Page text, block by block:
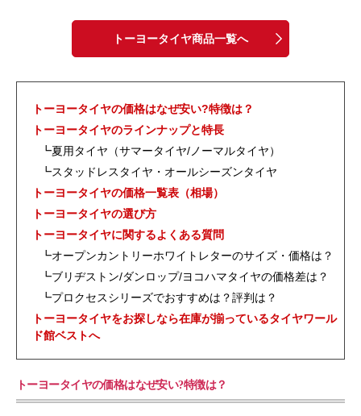
トーヨータイヤ商品一覧へ
トーヨータイヤの価格はなぜ安い?特徴は？
トーヨータイヤのラインナップと特長
┗夏用タイヤ（サマータイヤ/ノーマルタイヤ）
┗スタッドレスタイヤ・オールシーズンタイヤ
トーヨータイヤの価格一覧表（相場）
トーヨータイヤの選び方
トーヨータイヤに関するよくある質問
┗オープンカントリーホワイトレターのサイズ・価格は？
┗ブリヂストン/ダンロップ/ヨコハマタイヤの価格差は？
┗プロクセスシリーズでおすすめは？評判は？
トーヨータイヤをお探しなら在庫が揃っているタイヤワール
ド館ベストへ
トーヨータイヤの価格はなぜ安い?特徴は？